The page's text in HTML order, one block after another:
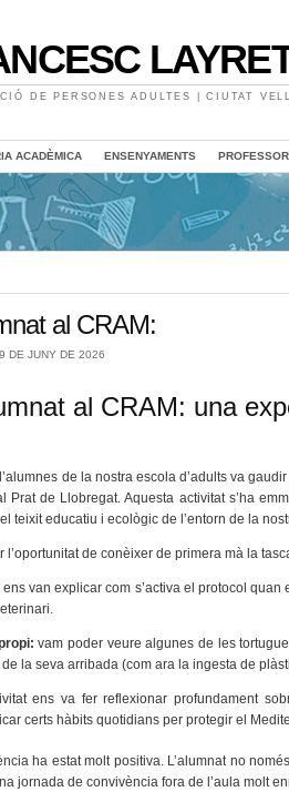
DE PERSONES ADULTES | CIUTAT
ACADÈMICA ENSENYAMENTS
al CRAM:
DE JUNY DE 2026
al CRAM: una
de la nostra escola d’adults va
Prat de Llobregat. Aquesta activitat s’ha
teixit educatiu i ecològic de l’entorn de la
l’oportunitat de conèixer de primera mà la
ens van explicar com s’activa el protocol
vam poder veure algunes de les
la seva arribada (com ara la ingesta de
ens va fer reflexionar profundament
certs hàbits quotidians per protegir el
ha estat molt positiva. L’alumnat no
jornada de convivència fora de l’aula molt